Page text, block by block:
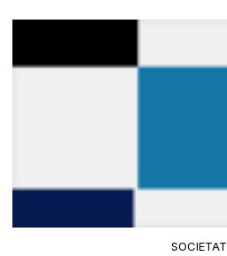
SOCIETAT